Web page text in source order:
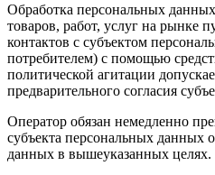
Обработка персональных
товаров, работ, услуг на рынке
контактов с субъектом
потребителем) с помощью
политической агитации
предварительного согласия
Оператор обязан немедленно
субъекта персональных данных
данных в вышеуказанных целях.